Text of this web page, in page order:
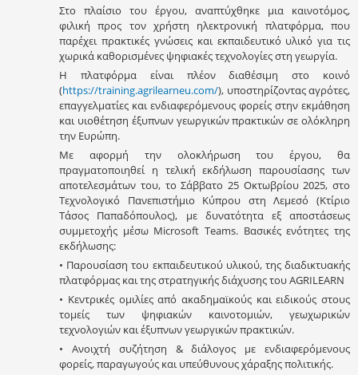
Στο πλαίσιο του έργου, αναπτύχθηκε μια καινοτόμος,
φιλική προς τον χρήστη ηλεκτρονική πλατφόρμα, που
παρέχει πρακτικές γνώσεις και εκπαιδευτικό υλικό για τις
χωρικά καθορισμένες ψηφιακές τεχνολογίες στη γεωργία.
Η πλατφόρμα είναι πλέον διαθέσιμη στο κοινό
(https://training.agrilearneu.com/), υποστηρίζοντας αγρότες,
επαγγελματίες και ενδιαφερόμενους φορείς στην εκμάθηση
και υιοθέτηση έξυπνων γεωργικών πρακτικών σε ολόκληρη
την Ευρώπη.
Με αφορμή την ολοκλήρωση του έργου, θα
πραγματοποιηθεί η τελική εκδήλωση παρουσίασης των
αποτελεσμάτων του, το Σάββατο 25 Οκτωβρίου 2025, στο
Τεχνολογικό Πανεπιστήμιο Κύπρου στη Λεμεσό (Κτίριο
Τάσος Παπαδόπουλος), με δυνατότητα εξ αποστάσεως
συμμετοχής μέσω Microsoft Teams. Βασικές ενότητες της
εκδήλωσης:
• Παρουσίαση του εκπαιδευτικού υλικού, της διαδικτυακής
πλατφόρμας και της στρατηγικής διάχυσης του AGRILEARN
• Κεντρικές ομιλίες από ακαδημαϊκούς και ειδικούς στους
τομείς των ψηφιακών καινοτομιών, γεωχωρικών
τεχνολογιών και έξυπνων γεωργικών πρακτικών.
• Ανοιχτή συζήτηση & διάλογος με ενδιαφερόμενους
φορείς, παραγωγούς και υπεύθυνους χάραξης πολιτικής.